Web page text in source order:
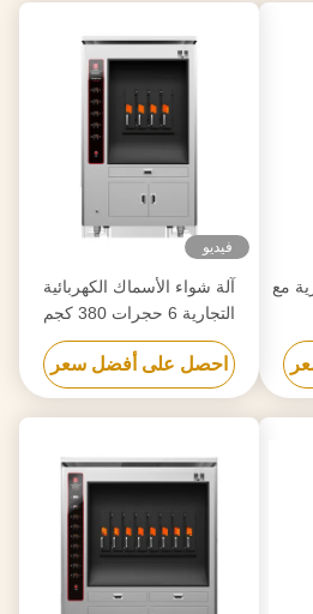
مع
فيديو
آلة شواء الأسماك الكهربائية
التجارية 6 حجرات 380 كجم
احصل على أفضل سعر